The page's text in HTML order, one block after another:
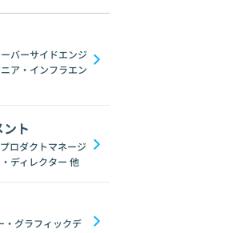
富山県 石川県
Gemini
バーサイドエンジ
ア・インフラエン
ト
ロダクトマネージ
ディレクター 他
・グラフィックデ